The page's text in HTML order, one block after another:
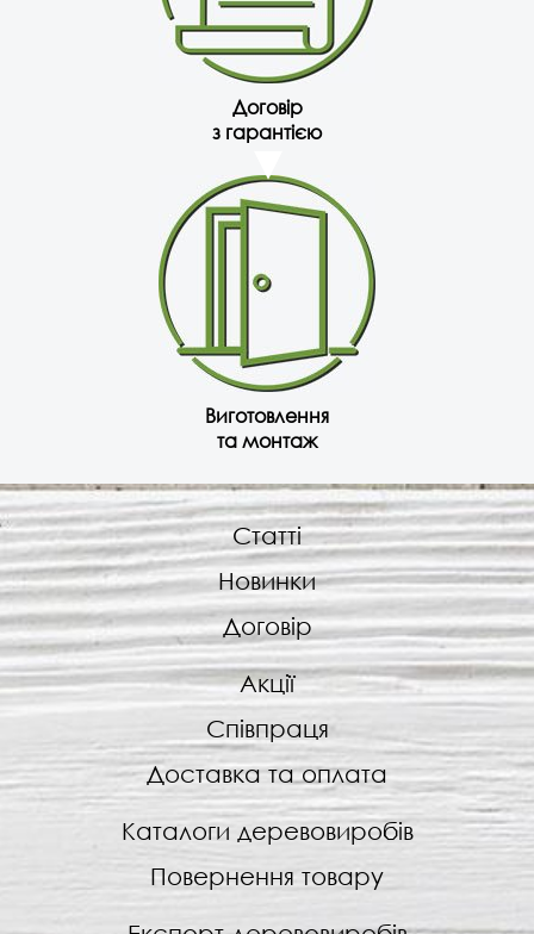
Договір
з гарантією
Виготовлення
та монтаж
Статті
Новинки
Договір
Акції
Співпраця
Доставка та оплата
Каталоги деревовиробів
Повернення товару